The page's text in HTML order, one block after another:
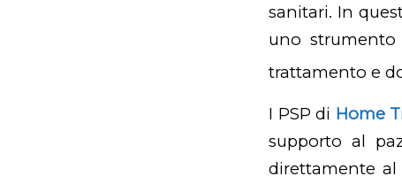
sanitari. In
uno strumento
trattamento e
I PSP di Home
supporto al
direttamente